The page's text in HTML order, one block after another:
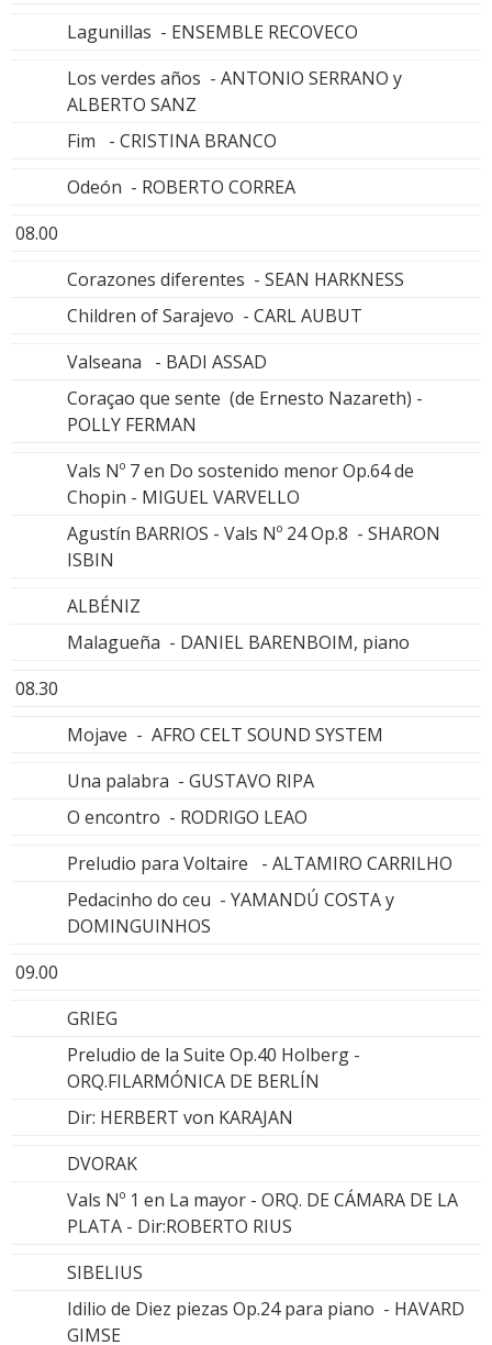
Lagunillas - ENSEMBLE RECOVECO
Los verdes años - ANTONIO SERRANO y
ALBERTO SANZ
Fim - CRISTINA BRANCO
Odeón - ROBERTO CORREA
08.00
Corazones diferentes - SEAN HARKNESS
Children of Sarajevo - CARL AUBUT
Valseana - BADI ASSAD
Coraçao que sente (de Ernesto Nazareth) -
POLLY FERMAN
Vals Nº 7 en Do sostenido menor Op.64 de
Chopin - MIGUEL VARVELLO
Agustín BARRIOS - Vals Nº 24 Op.8 - SHARON
ISBIN
ALBÉNIZ
Malagueña - DANIEL BARENBOIM, piano
08.30
Mojave - AFRO CELT SOUND SYSTEM
Una palabra - GUSTAVO RIPA
O encontro - RODRIGO LEAO
Preludio para Voltaire - ALTAMIRO CARRILHO
Pedacinho do ceu - YAMANDÚ COSTA y
DOMINGUINHOS
09.00
GRIEG
Preludio de la Suite Op.40 Holberg -
ORQ.FILARMÓNICA DE BERLÍN
Dir: HERBERT von KARAJAN
DVORAK
Vals Nº 1 en La mayor - ORQ. DE CÁMARA DE LA
PLATA - Dir:ROBERTO RIUS
SIBELIUS
Idilio de Diez piezas Op.24 para piano - HAVARD
GIMSE